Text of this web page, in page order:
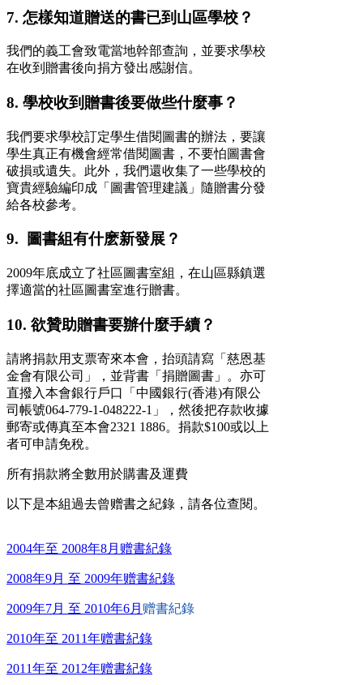
7. 怎樣知道贈送的書已到山區學校？
我們的義工會致電當地幹部查詢，並要求學校
在收到贈書後向捐方發出感謝信。
8. 學校收到贈書後要做些什麼事？
我們要求學校訂定學生借閱圖書的辦法，要讓
學生真正有機會經常借閱圖書，不要怕圖書會
破損或遺失。此外，我們還收集了一些學校的
寶貴經驗編印成「圖書管理建議」隨贈書分發
給各校參考。
9. 圖書組有什麽新發展？
2009年底成立了社區圖書室組，在山區縣鎮選
擇適當的社區圖書室進行贈書。
10. 欲贊助贈書要辦什麼手續？
請將捐款用支票寄來本會，抬頭請寫「慈恩基
金會有限公司」，並背書「捐贈圖書」。亦可
直撥入本會銀行戶口「中國銀行(香港)有限公
司帳號064-779-1-048222-1」，然後把存款收據
郵寄或傳真至本會2321 1886。捐款$100或以上
者可申請免稅。
所有捐款將全數用於購書及運費
以下是本組過去曾赠書之紀錄，請各位查閱。
2004年至 2008年8月赠書紀錄
2008年9月 至 2009年赠書紀錄
2009年7月 至 2010年6月 赠書紀錄
2010年至 2011年赠書紀錄
2011年至 2012年赠書紀錄